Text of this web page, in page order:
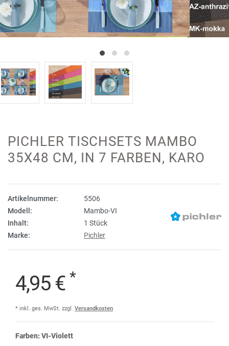
PICHLER TISCHSETS MAMBO
35X48 CM, IN 7 FARBEN, KARO
Artikelnummer:
5506
Modell:
Mambo-VI
Inhalt:
1 Stück
Marke:
Pichler
4,95 € *
* inkl. ges. MwSt. zzgl. Versandkosten
Farben:VI-Violett